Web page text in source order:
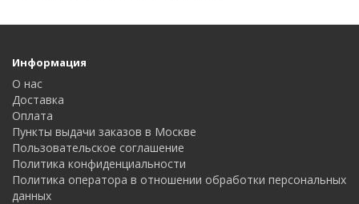
Информация
О нас
Доставка
Оплата
Пункты выдачи заказов в Москве
Пользовательское соглашение
Политика конфиденциальности
Политика оператора в отношении обработки персональных
данных